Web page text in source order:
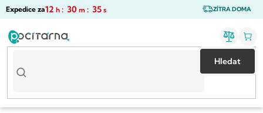
Přejít
ZÍTRA DOMA
Expedice za12 h : 30 m : 34 s
Hledat